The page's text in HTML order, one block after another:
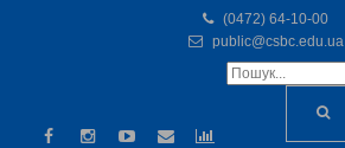
(0472) 64-10-00
public@csbc.edu.ua